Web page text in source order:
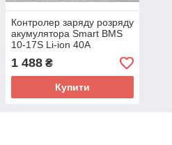
Контролер заряду розряду
акумулятора Smart BMS
10-17S Li-ion 40A
Bluetooth/UART
1 488₴
Купити